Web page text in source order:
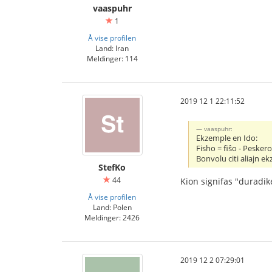
vaaspuhr
1
Å vise profilen
Land: Iran
Meldinger: 114
StefKo
44
Å vise profilen
Land: Polen
Meldinger: 2426
2019 12 1 22:11:52
vaaspuhr:
Ekzemple en Ido:
Fisho = fiŝo -
Bonvolu citi aliajn
Kion signifas
2019 12 2 07:29:01